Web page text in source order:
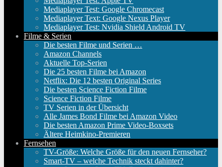
Mediaplayer Test: Google Chromecast
Mediaplayer Text: Google Nexus Player
Mediaplayer Test: Nvidia Shield Android TV
Filme & Serien
Die besten Filme und Serien …
Amazon Channels
Aktuelle Top-Serien
Die 25 besten Filme bei Amazon
Netflix: Die 12 besten Original Series
Die besten Science Fiction Filme
Science Fiction Filme
TV Serien in der Übersicht
Alle James Bond Filme bei Amazon Video
Die besten Amazon Prime Video-Boxsets
Ältere Heimkino-Premieren
Fernsehen
TV-Größe: Welche Größe für den neuen Fernseher?
Smart-TV – welche Technik steckt dahinter?